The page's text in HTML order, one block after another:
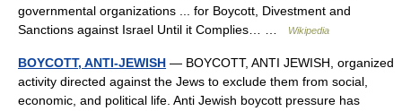
governmental organizations ... for Boycott, Divestment and
Sanctions against Israel Until it Complies… …
Wikipedia
BOYCOTT, ANTI-JEWISH — BOYCOTT, ANTI JEWISH, organized
activity directed against the Jews to exclude them from social,
economic, and political life. Anti Jewish boycott pressure has